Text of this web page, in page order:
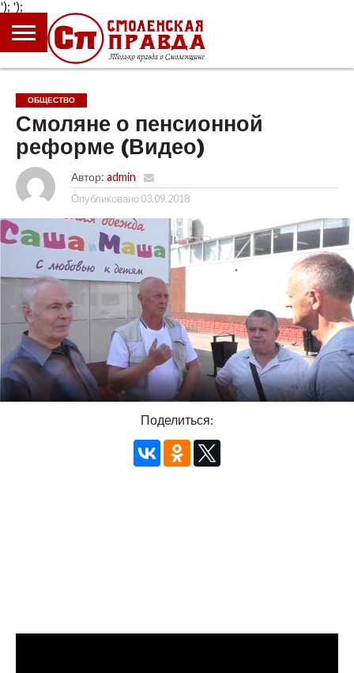
');
ГЛАВНАЯ
НОВОСТИ
ПРОИСШЕСТВИЯ
ПОЛИТИКА
КУЛЬТУРА
ЭКОНОМИКА
ОБЩЕСТВО
БЛОГИ
ОБЩЕСТВО
Смоляне о пенсионной
реформе (Видео)
Автор: admin
Опубликовано 03.09.2018
Поделиться:
');